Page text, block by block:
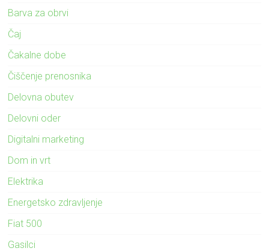
Barva za obrvi
Čaj
Čakalne dobe
Čiščenje prenosnika
Delovna obutev
Delovni oder
Digitalni marketing
Dom in vrt
Elektrika
Energetsko zdravljenje
Fiat 500
Gasilci